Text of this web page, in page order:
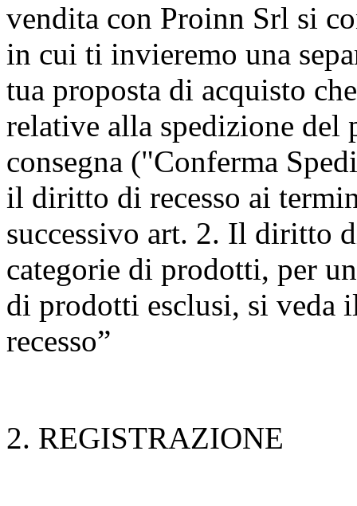
vendita con Proinn Srl si
in cui ti invieremo una
tua proposta di acquisto
relative alla spedizione del
consegna ("Conferma
il diritto di recesso ai
successivo art. 2. Il diritto
categorie di prodotti, per
di prodotti esclusi, si veda
recesso”
2. REGISTRAZIONE